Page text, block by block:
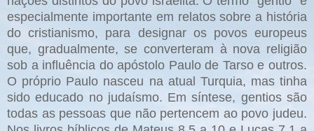
especialmente importante em relatos sobre a história
do cristianismo, para designar os povos europeus
que, gradualmente, se converteram à nova religião
sob a influência do apóstolo Paulo de Tarso e outros.
O próprio Paulo nasceu na atual Turquia, mas tinha
sido educado no judaísmo. Em síntese, gentios são
todas as pessoas que não pertencem ao povo judeu.